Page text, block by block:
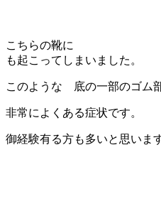
こちらの靴に
も起こってしまいました。
このような 底の一部のゴム
非常によくある症状です。
御経験有る方も多いと思います